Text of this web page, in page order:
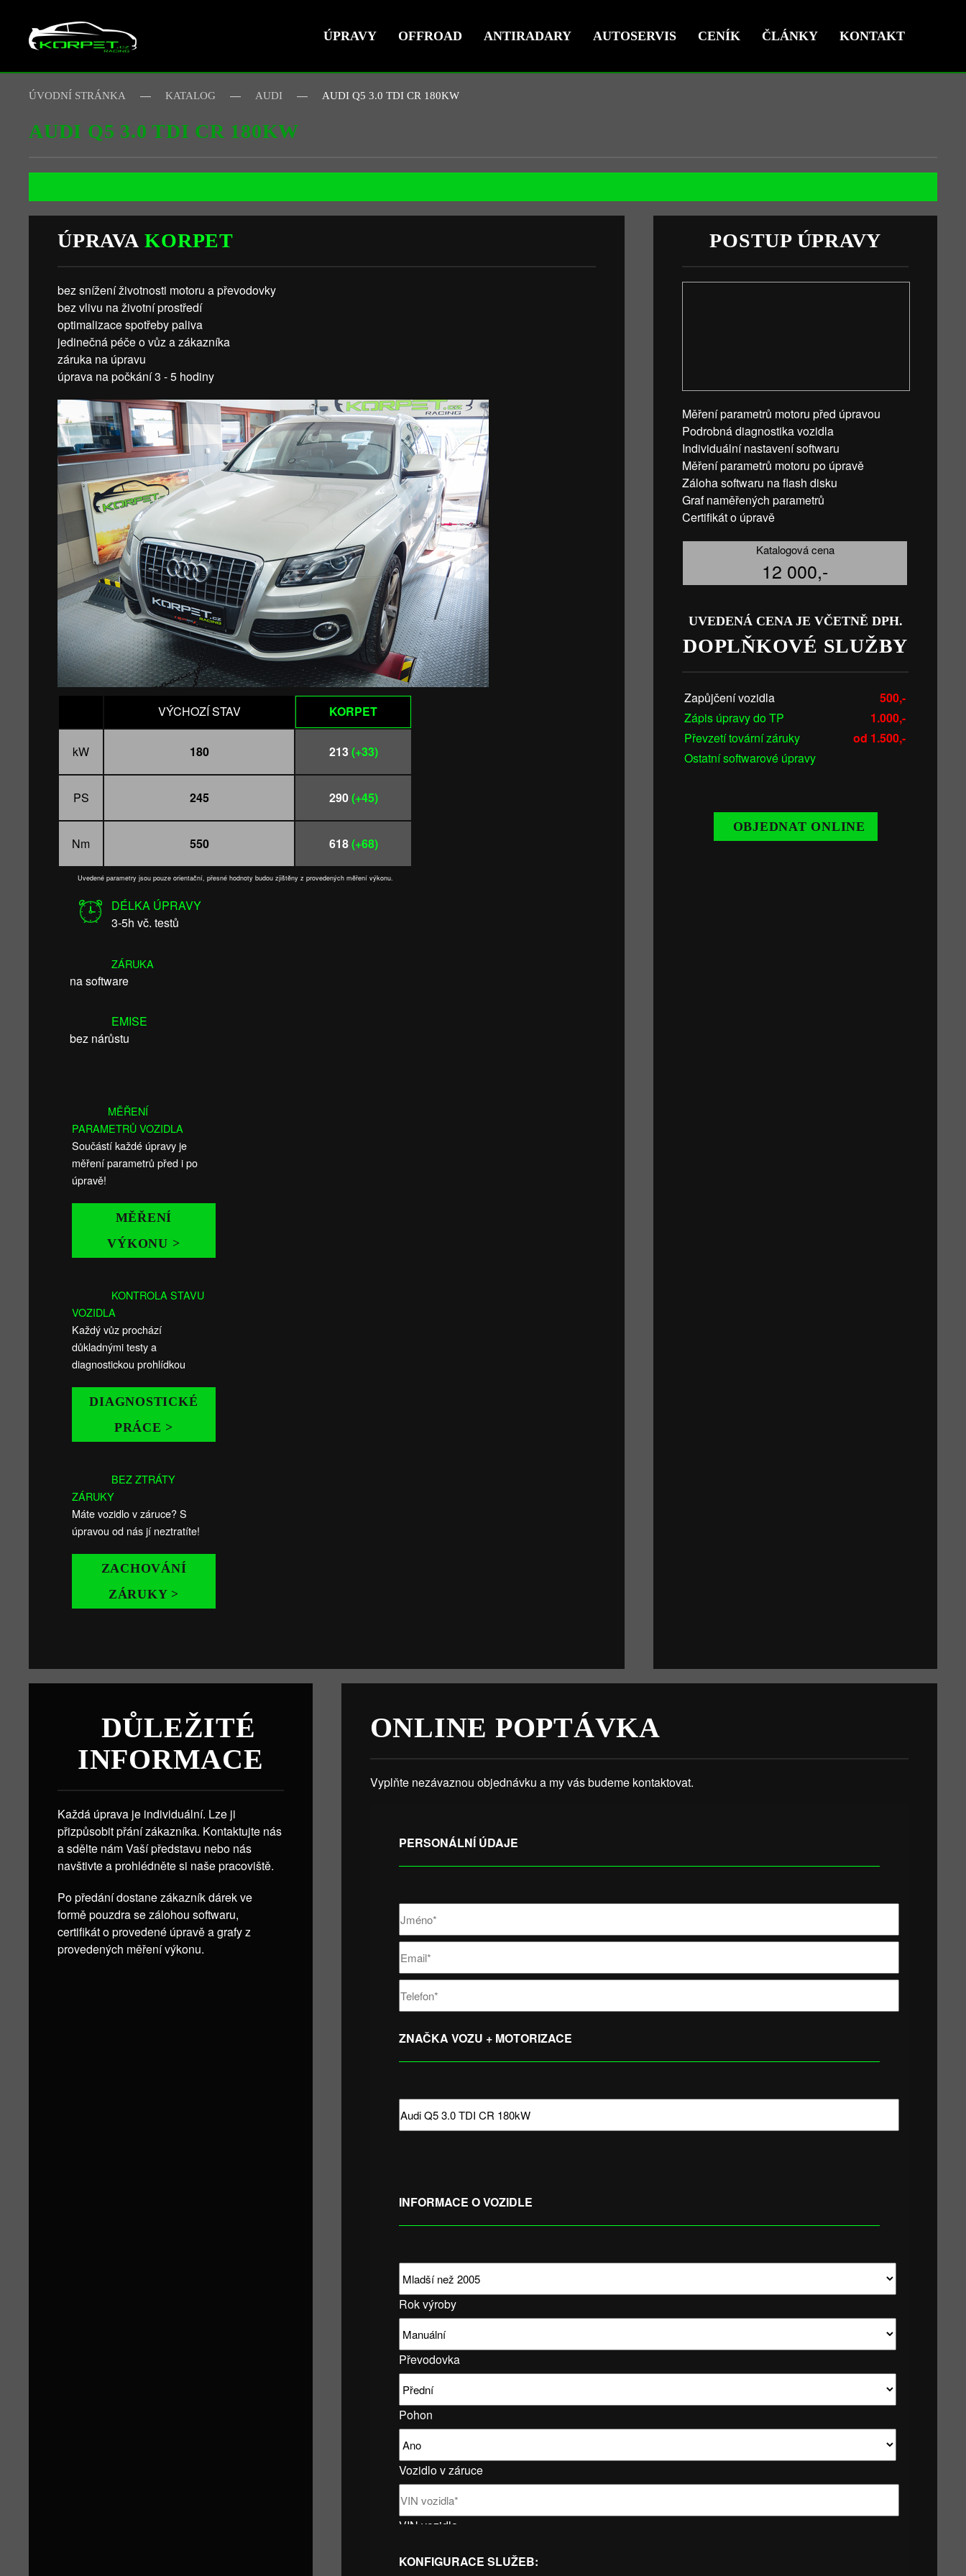
Skip to main content ÚPRAVY OFFROAD ANTIRADARY AUTOSERVIS CENÍK ČLÁNKY KONTAKT
ÚVODNÍ STRÁNKA KATALOG AUDI AUDI Q5 3.0 TDI CR 180KW
AUDI Q5 3.0 TDI CR 180KW
ÚPRAVAKORPET
bez snížení životnosti motoru a převodovky
bez vlivu na životní prostředí
optimalizace spotřeby paliva
jedinečná péče o vůz a zákazníka
záruka na úpravu
úprava na počkání 3 - 5 hodiny
VÝCHOZÍ STAV KORPET
kW 180 213(+33)
PS 245 290(+45)
Nm 550 618(+68)
Uvedené parametry jsou pouze orientační, přesné hodnoty budou zjištěny z provedených měření výkonu.
DÉLKA ÚPRAVY
3-5h vč. testů
ZÁRUKA
na software
EMISE
bez nárůstu
MĚŘENÍ
PARAMETRŮ VOZIDLA
Součástí každé úpravy je
měření parametrů před i po
úpravě!
MĚŘENÍ
VÝKONU >
KONTROLA STAVU
VOZIDLA
Každý vůz prochází
důkladnými testy a
diagnostickou prohlídkou
DIAGNOSTICKÉ
PRÁCE >
BEZ ZTRÁTY
ZÁRUKY
Máte vozidlo v záruce? S
úpravou od nás jí neztratíte!
ZACHOVÁNÍ
ZÁRUKY >
POSTUP ÚPRAVY
Měření parametrů motoru před úpravou
Podrobná diagnostika vozidla
Individuální nastavení softwaru
Měření parametrů motoru po úpravě
Záloha softwaru na flash disku
Graf naměřených parametrů
Certifikát o úpravě
Katalogová cena
12 000,-
UVEDENÁ CENA JE VČETNĚ DPH.
DOPLŇKOVÉ SLUŽBY
Zapůjčení vozidla
500,-
Zápis úpravy do TP
1.000,-
Převzetí tovární záruky
od 1.500,-
Ostatní softwarové úpravy
OBJEDNAT ONLINE
DŮLEŽITÉ
INFORMACE
Každá úprava je individuální. Lze ji
přizpůsobit přání zákazníka. Kontaktujte nás
a sdělte nám Vaší představu nebo nás
navštivte a prohlédněte si naše pracoviště.
Po předání dostane zákazník dárek ve
formě pouzdra se zálohou softwaru,
certifikát o provedené úpravě a grafy z
provedených měření výkonu.
ONLINE POPTÁVKA
Vyplňte nezávaznou objednávku a my vás budeme kontaktovat.
PERSONÁLNÍ ÚDAJE
ZNAČKA VOZU + MOTORIZACE
INFORMACE O VOZIDLE
Rok výroby
Převodovka
Pohon
Vozidlo v záruce
VIN vozidla
KONFIGURACE SLUŽEB: